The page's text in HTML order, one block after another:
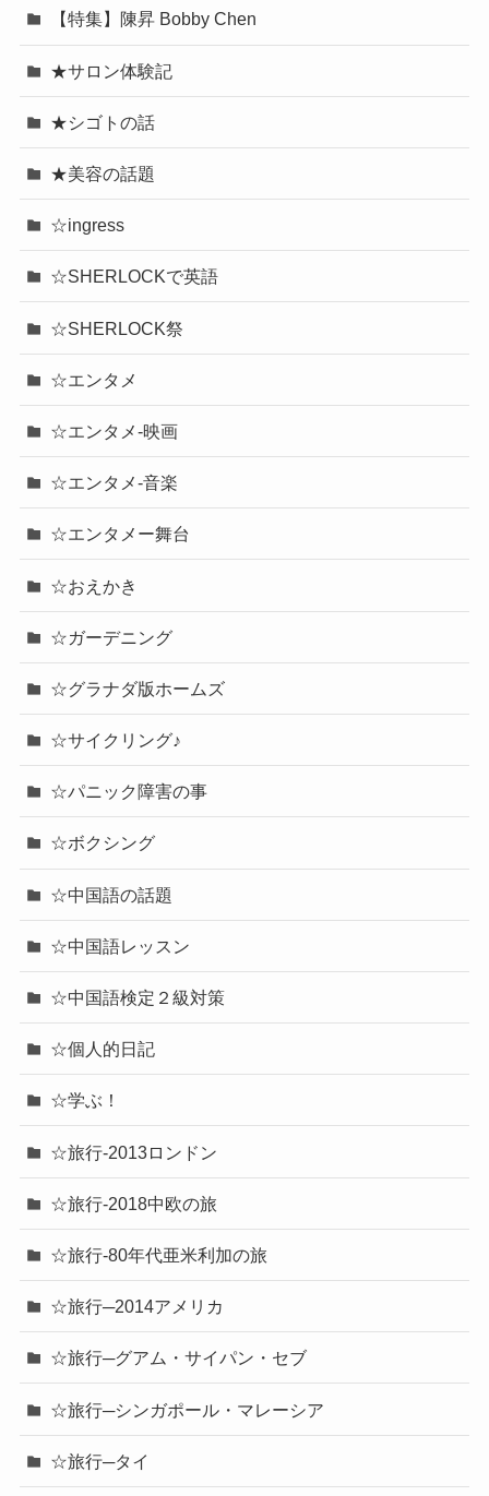
【特集】陳昇 Bobby Chen
★サロン体験記
★シゴトの話
★美容の話題
☆ingress
☆SHERLOCKで英語
☆SHERLOCK祭
☆エンタメ
☆エンタメ-映画
☆エンタメ-音楽
☆エンタメー舞台
☆おえかき
☆ガーデニング
☆グラナダ版ホームズ
☆サイクリング♪
☆パニック障害の事
☆ボクシング
☆中国語の話題
☆中国語レッスン
☆中国語検定２級対策
☆個人的日記
☆学ぶ！
☆旅行-2013ロンドン
☆旅行-2018中欧の旅
☆旅行-80年代亜米利加の旅
☆旅行─2014アメリカ
☆旅行─グアム・サイパン・セブ
☆旅行─シンガポール・マレーシア
☆旅行─タイ